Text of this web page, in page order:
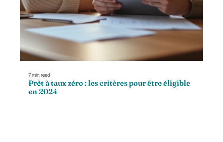
7 min read
Prêt à taux zéro : les critères pour être éligible
en 2024